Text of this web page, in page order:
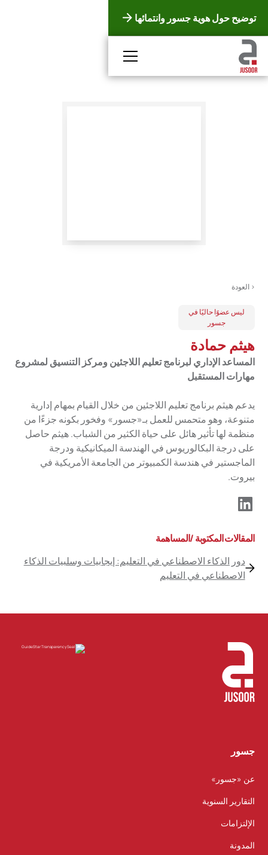
توضيح حول هوية جسور وانتمائها
< العودة
ليس عضوًا حاليًا في
جسور
هيثم حمادة
المساعد الإداري لبرنامج تعليم اللاجئين ومركز التنسيق لمشروع
مهارات المستقبل
يدعم هيثم برنامج تعليم اللاجئين من خلال القيام بمهام إدارية
متنوعة، وهو متحمس للعمل بـ«جسور» وفخور بكونه جزءًا من
منظمة لها تأثير هائل على حياة الكثير من الشباب. هيثم حاصل
على درجة البكالوريوس في الهندسة الميكانيكية ودرجة
الماجستير في هندسة الكمبيوتر من الجامعة الأمريكية في
بيروت.
المقالات المكتوبة /المساهمة
دور الذكاء الاصطناعي في التعليم: إيجابيات وسلبيات الذكاء
الاصطناعي في التعليم
جسور
عن «جسور»
التقارير السنوية
الإلتزامات
المدونة